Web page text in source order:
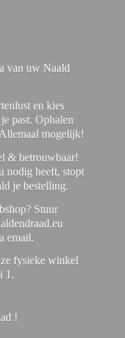
van uw Naald
en kies
past. Ophalen
mogelijk!
& betrouwbaar!
nodig heeft, stopt
je bestelling.
Stuur
email.
fysieke winkel
1.
!